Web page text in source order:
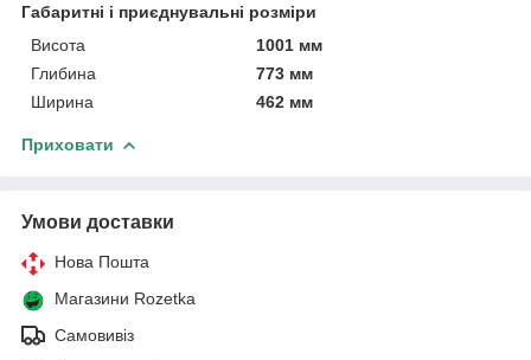
Габаритні і приєднувальні розміри
Висота
1001 мм
Глибина
773 мм
Ширина
462 мм
Приховати
Умови доставки
Нова Пошта
Магазини Rozetka
Самовивіз